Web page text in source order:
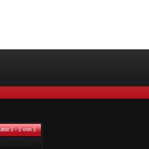
1 - 1 von 1